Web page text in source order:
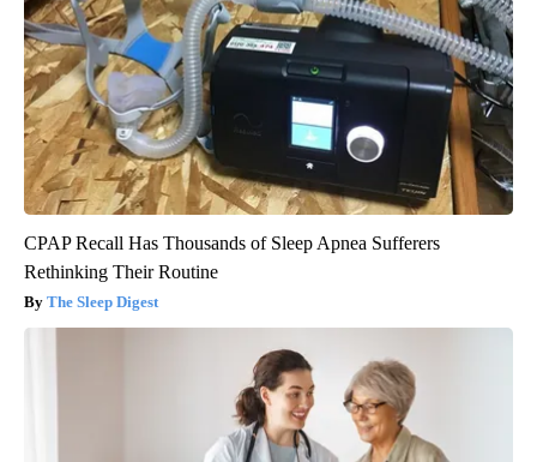
CPAP Recall Has Thousands of Sleep Apnea Sufferers
Rethinking Their Routine
The Sleep Digest